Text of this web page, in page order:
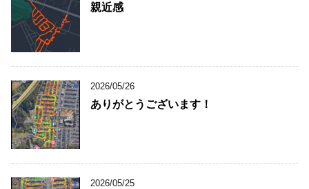
親近感
2026/05/26
ありがとうございます！
2026/05/25